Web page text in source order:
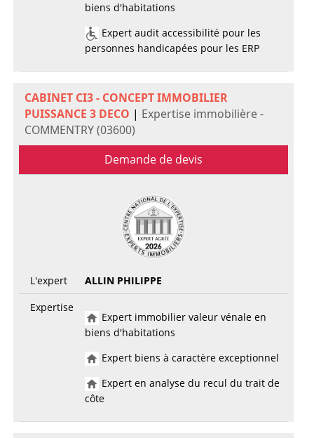
biens d'habitations
Expert audit accessibilité pour les
personnes handicapées pour les ERP
CABINET CI3 - CONCEPT IMMOBILIER
PUISSANCE 3 DECO | Expertise immobilière -
COMMENTRY (03600)
Demande de devis
L'expert
ALLIN PHILIPPE
Expertise
Expert immobilier valeur vénale en
biens d'habitations
Expert biens à caractère exceptionnel
Expert en analyse du recul du trait de
côte